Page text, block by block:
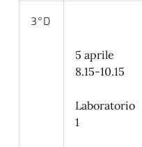
3°D
5 aprile
8.15-10.15
Laboratorio
1